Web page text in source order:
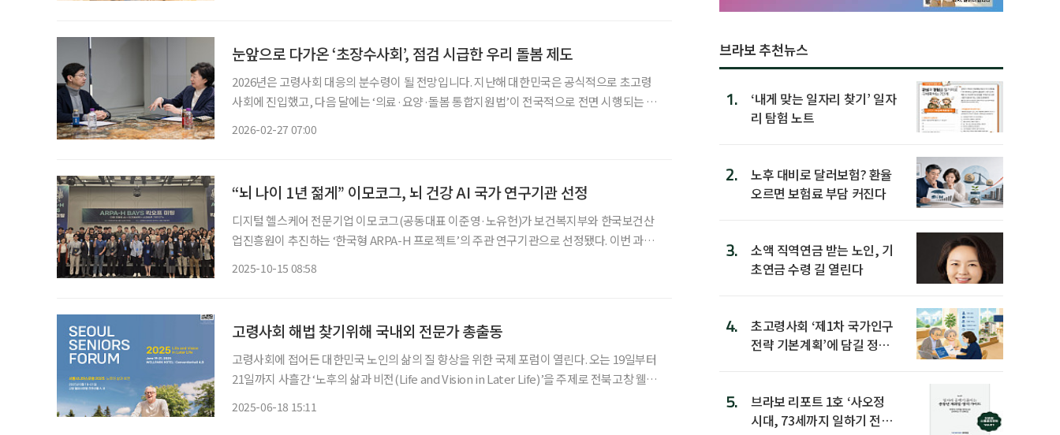
눈앞으로 다가온 ‘초장수사회’, 점검 시급한 우리 돌봄 제도
2026년은 고령사회 대응의 분수령이 될 전망입니다. 지난해 대한민국은 공식적으로 초고령
사회에 진입했고, 다음 달에는 ‘의료·요양·돌봄 통합지원법’이 전국적으로 전면 시행되는 시
2026-02-27 07:00
“뇌 나이 1년 젊게” 이모코그, 뇌 건강 AI 국가 연구기관 선정
디지털 헬스케어 전문기업 이모코그(공동대표 이준영·노유헌)가 보건복지부와 한국보건산
업진흥원이 추진하는 ‘한국형 ARPA-H 프로젝트’의 주관 연구기관으로 선정됐다. 이번 과제
2025-10-15 08:58
고령사회 해법 찾기위해 국내외 전문가 총출동
고령사회에 접어든 대한민국 노인의 삶의 질 향상을 위한 국제 포럼이 열린다. 오는 19일부터
21일까지 사흘간 ‘노후의 삶과 비전(Life and Vision in Later Life)’을 주제로 전북고창 웰파
2025-06-18 15:11
브라보 추천뉴스
1.
‘내게 맞는 일자리 찾기’ 일자
리 탐험 노트
2.
노후 대비로 달러보험? 환율
오르면 보험료 부담 커진다
3.
소액 직역연금 받는 노인, 기
초연금 수령 길 열린다
4.
초고령사회 ‘제1차 국가인구
전략 기본계획’에 담길 정책
5.
브라보 리포트 1호 ‘사오정
시대, 73세까지 일하기 전략’